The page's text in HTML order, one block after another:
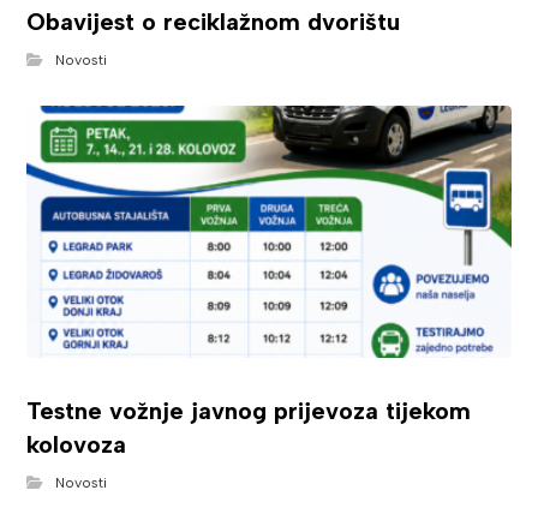
Obavijest o reciklažnom dvorištu
Novosti
Testne vožnje javnog prijevoza tijekom
kolovoza
Novosti